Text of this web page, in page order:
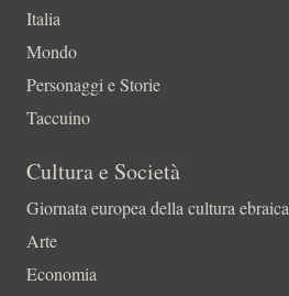
Italia
Mondo
Personaggi e Storie
Taccuino
Cultura e Società
Giornata europea della cultura ebraica
Arte
Economia